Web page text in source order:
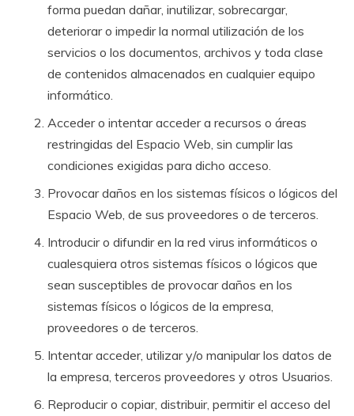
forma puedan dañar, inutilizar, sobrecargar,
deteriorar o impedir la normal utilización de los
servicios o los documentos, archivos y toda clase
de contenidos almacenados en cualquier equipo
informático.
Acceder o intentar acceder a recursos o áreas
restringidas del Espacio Web, sin cumplir las
condiciones exigidas para dicho acceso.
Provocar daños en los sistemas físicos o lógicos del
Espacio Web, de sus proveedores o de terceros.
Introducir o difundir en la red virus informáticos o
cualesquiera otros sistemas físicos o lógicos que
sean susceptibles de provocar daños en los
sistemas físicos o lógicos de la empresa,
proveedores o de terceros.
Intentar acceder, utilizar y/o manipular los datos de
la empresa, terceros proveedores y otros Usuarios.
Reproducir o copiar, distribuir, permitir el acceso del